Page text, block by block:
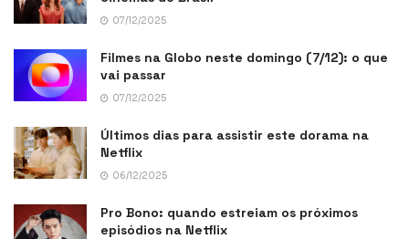
07/12/2025
Filmes na Globo neste domingo (7/12): o que
vai passar
07/12/2025
Últimos dias para assistir este dorama na
Netflix
06/12/2025
Pro Bono: quando estreiam os próximos
episódios na Netflix